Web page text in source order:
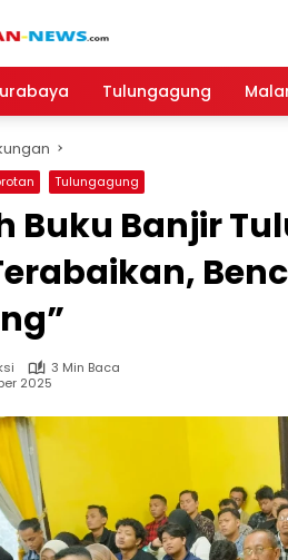
Tulungagung
Tulungagung
Buku Banjir
3 Min Baca
2025